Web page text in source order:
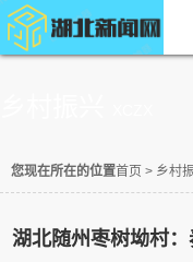
您现在所在的位置首页 > 乡村
湖北随州枣树坳村